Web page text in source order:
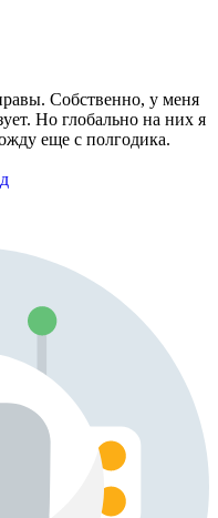
Собственно, у меня
Но глобально на них я
еще с полгодика.